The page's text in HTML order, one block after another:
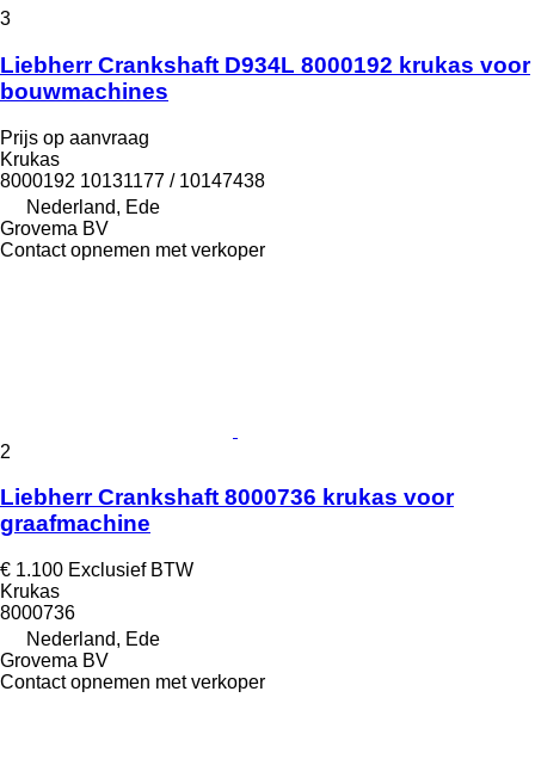
3
Liebherr Crankshaft D934L 8000192 krukas voor
bouwmachines
Prijs op aanvraag
Krukas
8000192 10131177 / 10147438
Nederland, Ede
Grovema BV
Contact opnemen met verkoper
2
Liebherr Crankshaft 8000736 krukas voor
graafmachine
€ 1.100 Exclusief BTW
Krukas
8000736
Nederland, Ede
Grovema BV
Contact opnemen met verkoper